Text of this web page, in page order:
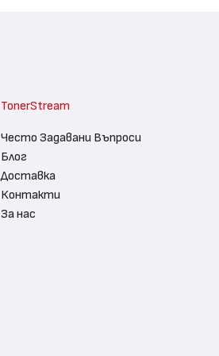
TonerStream
Често Задавани Въпроси
Блог
Доставка
Контакти
За нас